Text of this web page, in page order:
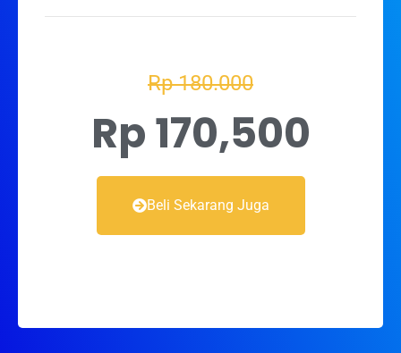
Rp 180.000
Rp 170,500
Beli Sekarang Juga